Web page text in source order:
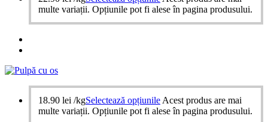
multe variații. Opțiunile pot fi alese în pagina produsului.
18.90 lei /kgSelectează opțiunile Acest produs are mai
multe variații. Opțiunile pot fi alese în pagina produsului.